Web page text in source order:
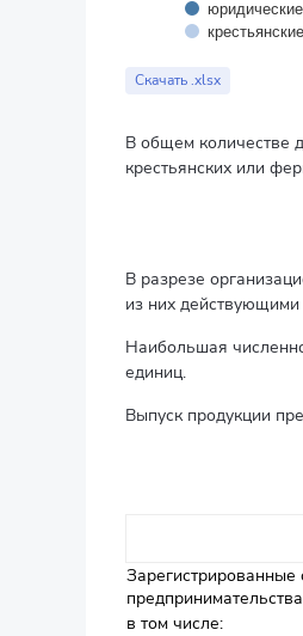
End of interactive chart.
Скачать .xlsx
В общем количестве
крестьянских или
В разрезе
из них
Наибольшая
единиц.
Выпуск продукции
Зарегистрированные
в том числе: